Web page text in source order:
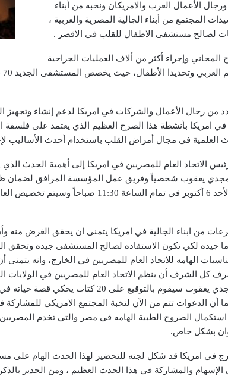
ورجال الأعمال العرب والامريكان ونخبه من أبناء
المجتمع من أبناء الجالية المصرية والعربية ،
لصالح مستشفى الاطفال للقلب في الاقصر .
وإجراء أكثر من ألاف العمليات الجراحية
رجال الأعمال والشركات في امريكا لدعم إنشاء وتجهيز
امريكا بأنشطة هذا الصرح العظيم الذي يعتمد على فلسفة
العلمية في مجال أمراض القلب باستخدام أحدث الأساليب
الاتحاد العام للمصريين في امريكا إلى أهمية الحدث
مجدي يعقوب شخصياً وفريق عمل المؤسسة المرافق لضمان
وسيقام حفل الغداء الخيري في يوم الأحد 6 أكتوبر في تمام
من ابناء الجالية في امريكا يتمنى ان يحقق الغرض منه
جيده لكي تكون الاستفاده لصالح المستشفى جيده
الهامه للاتحاد العام للمصريين في الخارج، وانه
كل الشرف أن ينظم الاتحاد العام للمصريين في الولايات
العظيم خصوصا وأن البروفيسور د. مجدي يعقوب سيقوم
أن الدعوات تتم من الآن لنخبة المجتمع الامريكي للمشاركة
استكمال الصروح الطبية الهامه قي مصر والتي تخدم
بشكل خاص.
في امريكا قد شكل لجنه للتحضير لهذا الحدث الهام على
والمشاركة في هذا الحدث العظيم ، ومن الجدير